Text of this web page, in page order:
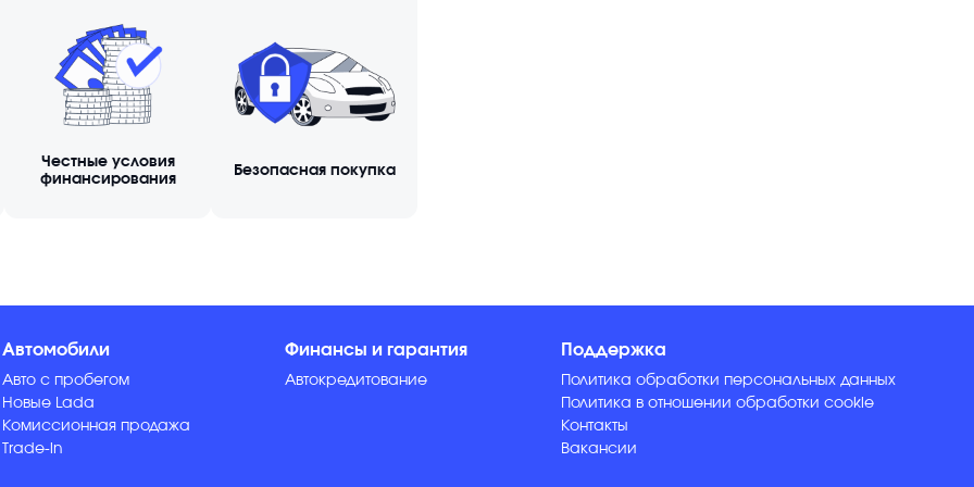
Честные условия
финансирования
Безопасная покупка
Автомобили
Авто с пробегом
Новые Lada
Комиссионная продажа
Trade-in
Финансы и гарантия
Автокредитование
Поддержка
Политика обработки персональных данных
Политика в отношении обработки cookie
Контакты
Вакансии